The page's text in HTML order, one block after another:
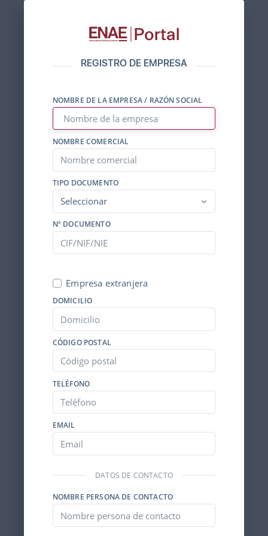
REGISTRO DE EMPRESA
NOMBRE DE LA EMPRESA / RAZÓN SOCIAL
NOMBRE COMERCIAL
TIPO DOCUMENTO
Nº DOCUMENTO
Empresa extranjera
DOMICILIO
CÓDIGO POSTAL
TELÉFONO
EMAIL
DATOS DE CONTACTO
NOMBRE PERSONA DE CONTACTO